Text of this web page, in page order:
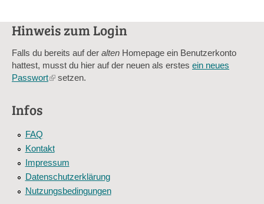
Hinweis zum Login
Falls du bereits auf der alten Homepage ein Benutzerkonto
hattest, musst du hier auf der neuen als erstes ein neues
Passwort(linksetzen.
Infos
FAQ
Kontakt
Impressum
Datenschutzerklärung
Nutzungsbedingungen